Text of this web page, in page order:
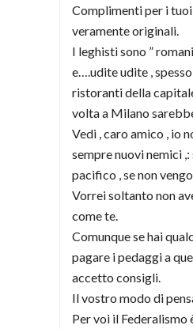
Complimenti per i
veramente originali.
I leghisti sono ”
e….udite udite ,
ristoranti della
volta a Milano
Vedi , caro amico , io
sempre nuovi nemici
pacifico , se non
Vorrei soltanto non
come te.
Comunque se hai
pagare i pedaggi a
accetto consigli.
Il vostro modo di
Per voi il